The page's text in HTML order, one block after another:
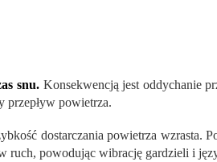
snu. Konsekwencją jest oddychanie
przepływ powietrza.
dostarczania powietrza wzrasta.
ruch, powodując wibrację gardzieli i